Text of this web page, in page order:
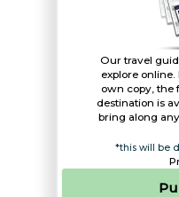
Our travel
explore
own copy, the
destination is
bring along
*this will be